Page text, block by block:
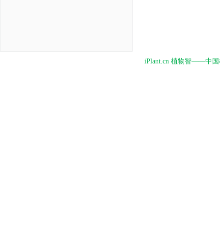
iPlant.cn 植物智——中国